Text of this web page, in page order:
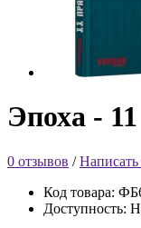
Эпоха -
0 отзывов /Написать
Код товара:
Доступность: